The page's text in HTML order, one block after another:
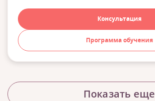
Консультация
Программа обучения
Показать еще